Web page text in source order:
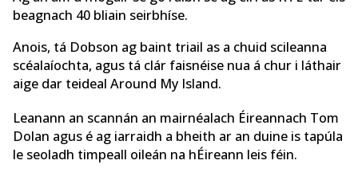
beagnach 40 bliain seirbhíse.
Anois, tá Dobson ag baint triail as a chuid scileanna
scéalaíochta, agus tá clár faisnéise nua á chur i láthair
aige dar teideal Around My Island.
Leanann an scannán an mairnéalach Éireannach Tom
Dolan agus é ag iarraidh a bheith ar an duine is tapúla
le seoladh timpeall oileán na hÉireann leis féin.